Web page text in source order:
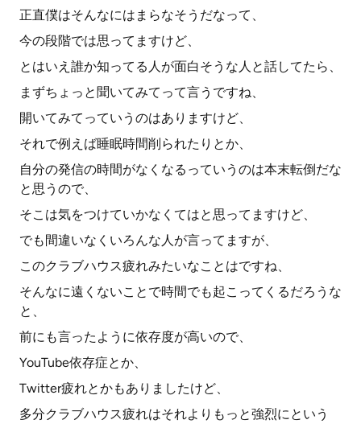
正直僕はそんなにはまらなそうだなって、
今の段階では思ってますけど、
とはいえ誰か知ってる人が面白そうな人と話してたら、
まずちょっと聞いてみてって言うですね、
開いてみてっていうのはありますけど、
それで例えば睡眠時間削られたりとか、
自分の発信の時間がなくなるっていうのは本末転倒だな
と思うので、
そこは気をつけていかなくてはと思ってますけど、
でも間違いなくいろんな人が言ってますが、
このクラブハウス疲れみたいなことはですね、
そんなに遠くないことで時間でも起こってくるだろうな
と、
前にも言ったように依存度が高いので、
YouTube依存症とか、
Twitter疲れとかもありましたけど、
多分クラブハウス疲れはそれよりもっと強烈にという